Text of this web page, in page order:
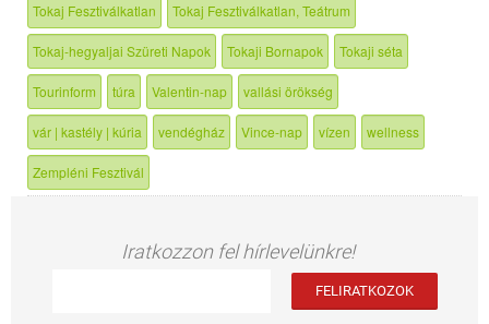
Tokaj Fesztiválkatlan Tokaj Fesztiválkatlan, Teátrum
Tokaj-hegyaljai Szüreti Napok Tokaji Bornapok Tokaji séta
Tourinform túra Valentin-nap vallási örökség
vár | kastély | kúria vendégház Vince-nap vízen wellness
Zempléni Fesztivál
Iratkozzon fel hírlevelünkre!